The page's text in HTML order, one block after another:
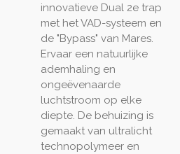
innovatieve Dual 2e trap
met het VAD-systeem en
de "Bypass" van Mares.
Ervaar een natuurlijke
ademhaling en
ongeëvenaarde
luchtstroom op elke
diepte. De behuizing is
gemaakt van ultralicht
technopolymeer en